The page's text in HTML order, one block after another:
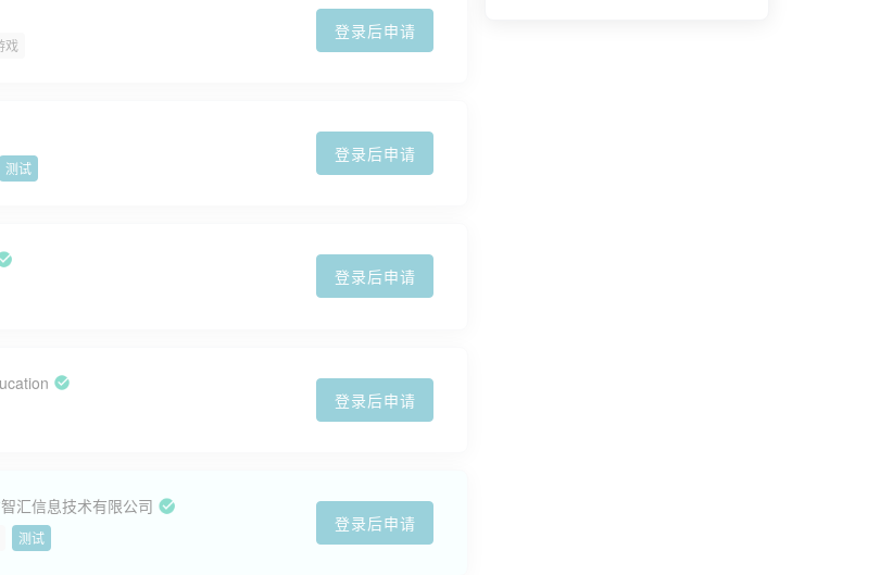
戏
登录后申请
测试
登录后申请
登录后申请
登录后申请
汇信息技术有限公司
测试
登录后申请